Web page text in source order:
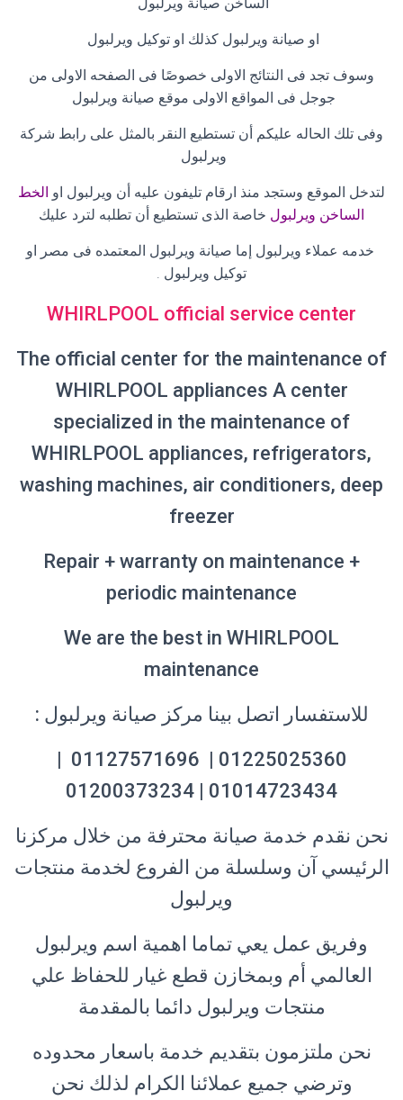
او صيانة ويرلبول كذلك او توكيل ويرلبول
وسوف تجد فى النتائج الاولى خصوصًا فى الصفحه الاولى من
جوجل فى المواقع الاولى موقع صيانة ويرلبول
وفى تلك الحاله عليكم أن تستطيع النقر بالمثل على رابط شركة
ويرلبول
لتدخل الموقع وستجد منذ ارقام تليفون عليه أن ويرلبول او الخط
الساخن ويرلبول خاصة الذى تستطيع أن تطلبه لترد عليك
خدمه عملاء ويرلبول إما صيانة ويرلبول المعتمده فى مصر او
توكيل ويرلبول .
WHIRLPOOL official service center
The official center for the maintenance of
WHIRLPOOL appliances A center
specialized in the maintenance of
WHIRLPOOL appliances, refrigerators,
washing machines, air conditioners, deep
freezer
Repair + warranty on maintenance +
periodic maintenance
We are the best in WHIRLPOOL
maintenance
للاستفسار اتصل بينا مركز صيانة ويرلبول :
01225025360 | 01127571696 |
01014723434 | 01200373234
نحن نقدم خدمة صيانة محترفة من خلال مركزنا
الرئيسي آن وسلسلة من الفروع لخدمة منتجات
ويرلبول
وفريق عمل يعي تماما اهمية اسم ويرلبول
العالمي أم وبمخازن قطع غيار للحفاظ علي
منتجات ويرلبول دائما بالمقدمة
نحن ملتزمون بتقديم خدمة باسعار محدوده
وترضي جميع عملائنا الكرام لذلك نحن